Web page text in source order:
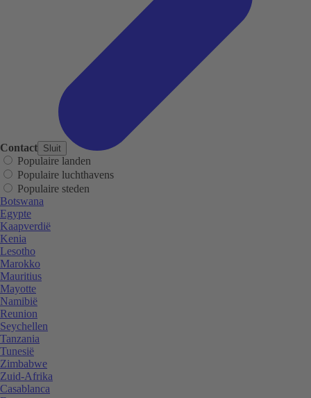
Contact Sluit
Populaire landen
Populaire luchthavens
Populaire steden
Botswana
Egypte
Kaapverdië
Kenia
Lesotho
Marokko
Mauritius
Mayotte
Namibië
Reunion
Seychellen
Tanzania
Tunesië
Zimbabwe
Zuid-Afrika
Casablanca